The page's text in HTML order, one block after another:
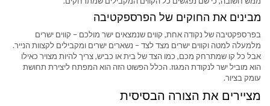
מבינים את החוקים של הפרספקטיבה
בפרספקטיבה של נקודה אחת, קווים שנמצאים ישר מולכם – קווים ישרים
מלמעלה למטה וקווים ישרים מצד לצד – נשארים ישרים ומקבילים לקצוות הנייר.
אבל כל קו שמתרחק מכם, כמו הצד של בית או כביש, צריך להיות מצויר כאילו
הוא מוביל ישר לנקודת המגוז. הכלל הפשוט הזה הוא המפתח ליצירת תחושת
עומק בציור.
מציירים את הצורה הבסיסית